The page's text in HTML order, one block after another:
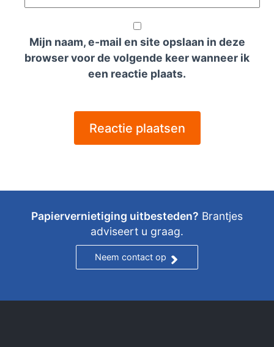
Mijn naam, e-mail en site opslaan in deze
browser voor de volgende keer wanneer ik
een reactie plaats.
Papiervernietiging uitbesteden? Brantjes
adviseert u graag.
Neem contact op